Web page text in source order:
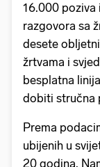
16.000 poziva
razgovora sa
desete
žrtvama i
besplatna
dobiti stručna
Prema
ubijenih u
20 godina.